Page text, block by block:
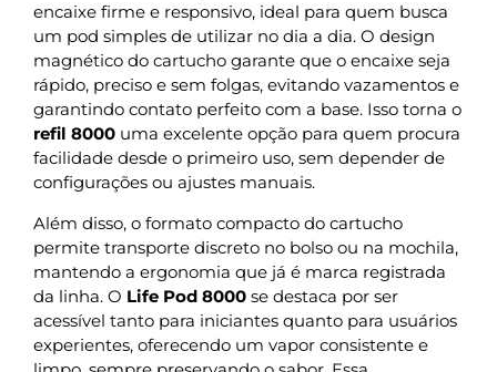
encaixe firme e responsivo, ideal para quem busca
um pod simples de utilizar no dia a dia. O design
magnético do cartucho garante que o encaixe seja
rápido, preciso e sem folgas, evitando vazamentos e
garantindo contato perfeito com a base. Isso torna o
refil 8000 uma excelente opção para quem procura
facilidade desde o primeiro uso, sem depender de
configurações ou ajustes manuais.
Além disso, o formato compacto do cartucho
permite transporte discreto no bolso ou na mochila,
mantendo a ergonomia que já é marca registrada
da linha. O Life Pod 8000 se destaca por ser
acessível tanto para iniciantes quanto para usuários
experientes, oferecendo um vapor consistente e